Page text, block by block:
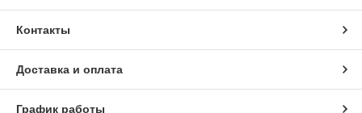
Контакты
Доставка и оплата
График работы